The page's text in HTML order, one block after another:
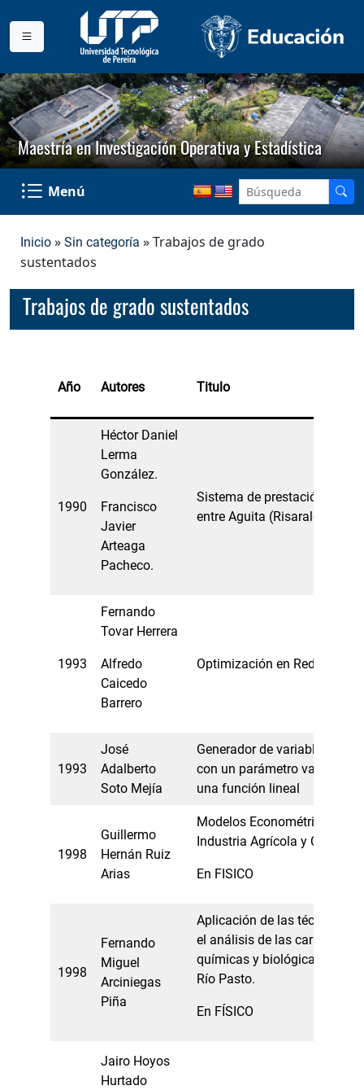
Maestría en Investigación Operativa y Estadística
Menú
Inicio » Sin categoría » Trabajos de grado
sustentados
Trabajos de grado sustentados
Año Autores Titulo
1990
Héctor Daniel
Lerma
González.
Francisco
Javier
Arteaga
Pacheco.
Sistema de prestación de
entre Aguita (Risaralda) y el
1993
Fernando
Tovar Herrera
Alfredo
Caicedo
Barrero
Optimización en Redes
1993
José
Adalberto
Soto Mejía
Generador de variables
con un parámetro variable
una función lineal
1998
Guillermo
Hernán Ruiz
Arias
Modelos Econométricos en
Industria Agrícola y
En FISICO
1998
Fernando
Miguel
Arciniegas
Piña
Aplicación de las técnicas
el análisis de las
químicas y biológicas de
Río Pasto.
En FÍSICO
Jairo Hoyos
Hurtado